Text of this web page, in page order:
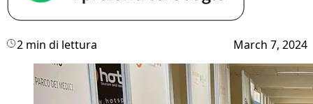
2 min di lettura March 7, 2024